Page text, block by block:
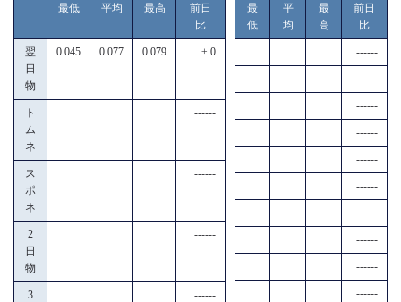
最低 平均 最高
前日
比
翌
日
物
0.045 0.077 0.079 ± 0
ト
ム
ネ
------
ス
ポ
ネ
------
2
日
物
------
3
------
最
低
平
均
最
高
前日
比
------
------
------
------
------
------
------
------
------
------